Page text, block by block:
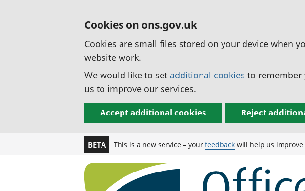
Cookies on ons.gov.uk
Cookies are small files stored on your device when
website work.
We would like to set additional cookies to remember
us to improve our services.
Accept additional cookies Reject
BETA This is a new service – yourfeedback will help us improve